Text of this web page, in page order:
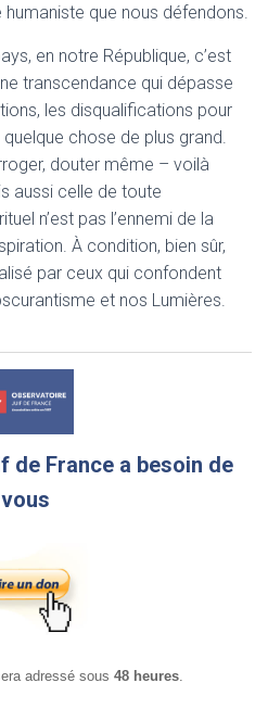
humaniste que nous défendons.
en notre République, c’est
transcendance qui dépasse
les disqualifications pour
chose de plus grand.
douter même – voilà
aussi celle de toute
n’est pas l’ennemi de la
À condition, bien sûr,
par ceux qui confondent
et nos Lumières.
de France a besoin de
vous
adressé sous 48 heures.